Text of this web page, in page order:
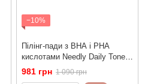
−10%
Пілінг-пади з ВНА і РНА
кислотами Needly Daily Toner
Pad, 60 шт
981 грн 1 090 грн